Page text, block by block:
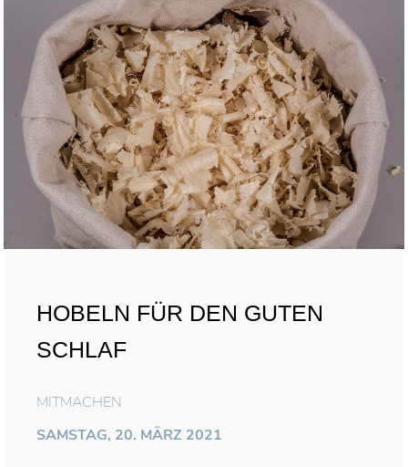
HOBELN FÜR DEN GUTEN
SCHLAF
MITMACHEN
SAMSTAG, 20. MÄRZ 2021